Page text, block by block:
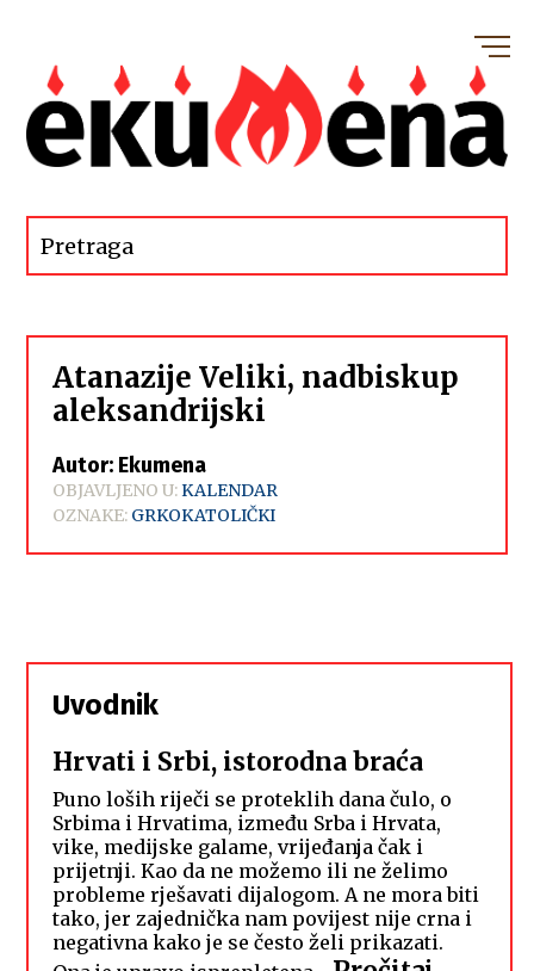
Atanazije Veliki, nadbiskup
aleksandrijski
Autor: Ekumena
OBJAVLJENO U:KALENDAR
OZNAKE: GRKOKATOLIČKI
Uvodnik
Hrvati i Srbi, istorodna braća
Puno loših riječi se proteklih dana čulo, o
Srbima i Hrvatima, između Srba i Hrvata,
vike, medijske galame, vrijeđanja čak i
prijetnji. Kao da ne možemo ili ne želimo
probleme rješavati dijalogom. A ne mora biti
tako, jer zajednička nam povijest nije crna i
negativna kako je se često želi prikazati.